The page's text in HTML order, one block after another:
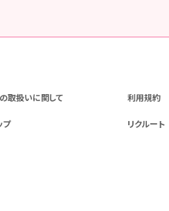
取扱いに関して 利用規約
プ リクルート